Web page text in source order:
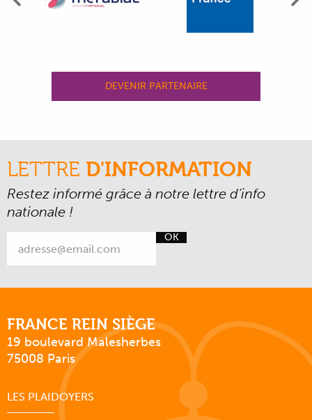
Précédent
DEVENIR PARTENAIRE
LETTRE D'INFORMATION
Restez informé grâce à notre lettre d’info
nationale !
OK
FRANCE REIN SIÈGE
19 boulevard Malesherbes
75008 Paris
LES PLAIDOYERS